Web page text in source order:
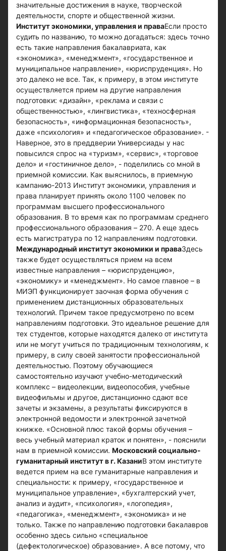
значительные достижения в науке, творческой
деятельности, спорте и общественной жизни.
Институт экономики, управления и праваЕсли просто
судить по названию, то можно догадаться: здесь точно
есть такие направления бакалавриата, как
«экономика», «менеджмент», «государственное и
муниципальное направление», «юриспруденция». Но
это далеко не все. Так, к примеру, в этом институте
осуществляется прием на другие направления
подготовки: «дизайн», «реклама и связи с
общественностью», «лингвистика», «техносферная
безопасность», «информационная безопасность»,
даже «психология» и «педагогическое образование». -
Наверное, это в преддверии Универсиады у нас
повысился спрос на «туризм», «сервис», «торговое
дело» и «гостиничное дело», - поделились со мной в
приемной комиссии. Как выяснилось, в приемную
кампанию-2013 Институт экономики, управления и
права планирует принять около 1100 человек по
программам высшего профессионального
образования. В то время как по программам среднего
профессионального образования – 270. А еще здесь
есть магистратура по 12 направлениям подготовки.
Международный институт экономики и праваЗдесь
также будет осуществляться прием на всем
известные направления – «юриспруденцию»,
«экономику» и «менеджмент». Но самое главное – в
МИЭП функционирует заочная форма обучения с
применением дистанционных образовательных
технологий. Причем такое предусмотрено по всем
направлениям подготовки. Это идеальное решение для
тех студентов, которые находятся далеко от института
или не могут учиться по традиционным технологиям, к
примеру, в силу своей занятости профессиональной
деятельностью. Поэтому обучающиеся
самостоятельно изучают учебно-методический
комплекс – видеолекции, видеопособия, учебные
видеофильмы и другое, дистанционно сдают все
зачеты и экзамены, а результаты фиксируются в
электронной ведомости и электронной зачетной
книжке. «Основной плюс такой формы обучения –
весь учебный материал краток и понятен», - пояснили
нам в приемной комиссии. Московский социально-
гуманитарный институт в г. КазаниВ этом институте
ведется прием на все гуманитарные направления и
специальности: к примеру, «государственное и
муниципальное управление», «бухгалтерский учет,
анализ и аудит», «психология», «логопедия»,
«педагогика», «менеджмент», «экономика» и не
только. Также по направлению подготовки бакалавров
особенно здесь сильно «специальное
(дефектологическое) образование». А все потому, что